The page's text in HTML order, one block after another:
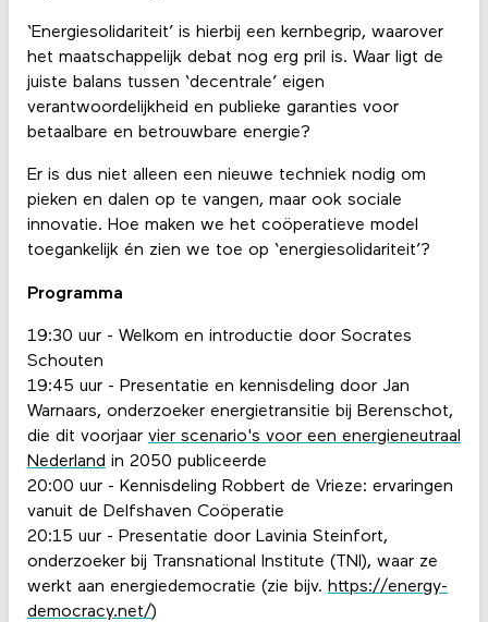
‘Energiesolidariteit’ is hierbij een kernbegrip, waarover
het maatschappelijk debat nog erg pril is. Waar ligt de
juiste balans tussen ‘decentrale’ eigen
verantwoordelijkheid en publieke garanties voor
betaalbare en betrouwbare energie?
Er is dus niet alleen een nieuwe techniek nodig om
pieken en dalen op te vangen, maar ook sociale
innovatie. Hoe maken we het coöperatieve model
toegankelijk én zien we toe op ‘energiesolidariteit’?
Programma
19:30 uur - Welkom en introductie door Socrates
Schouten
19:45 uur - Presentatie en kennisdeling door Jan
Warnaars, onderzoeker energietransitie bij Berenschot,
die dit voorjaar vier scenario's voor een energieneutraal
Nederland in 2050 publiceerde
20:00 uur - Kennisdeling Robbert de Vrieze: ervaringen
vanuit de Delfshaven Coöperatie
20:15 uur - Presentatie door Lavinia Steinfort,
onderzoeker bij Transnational Institute (TNI), waar ze
werkt aan energiedemocratie (zie bijv. https://energy-
democracy.net/)